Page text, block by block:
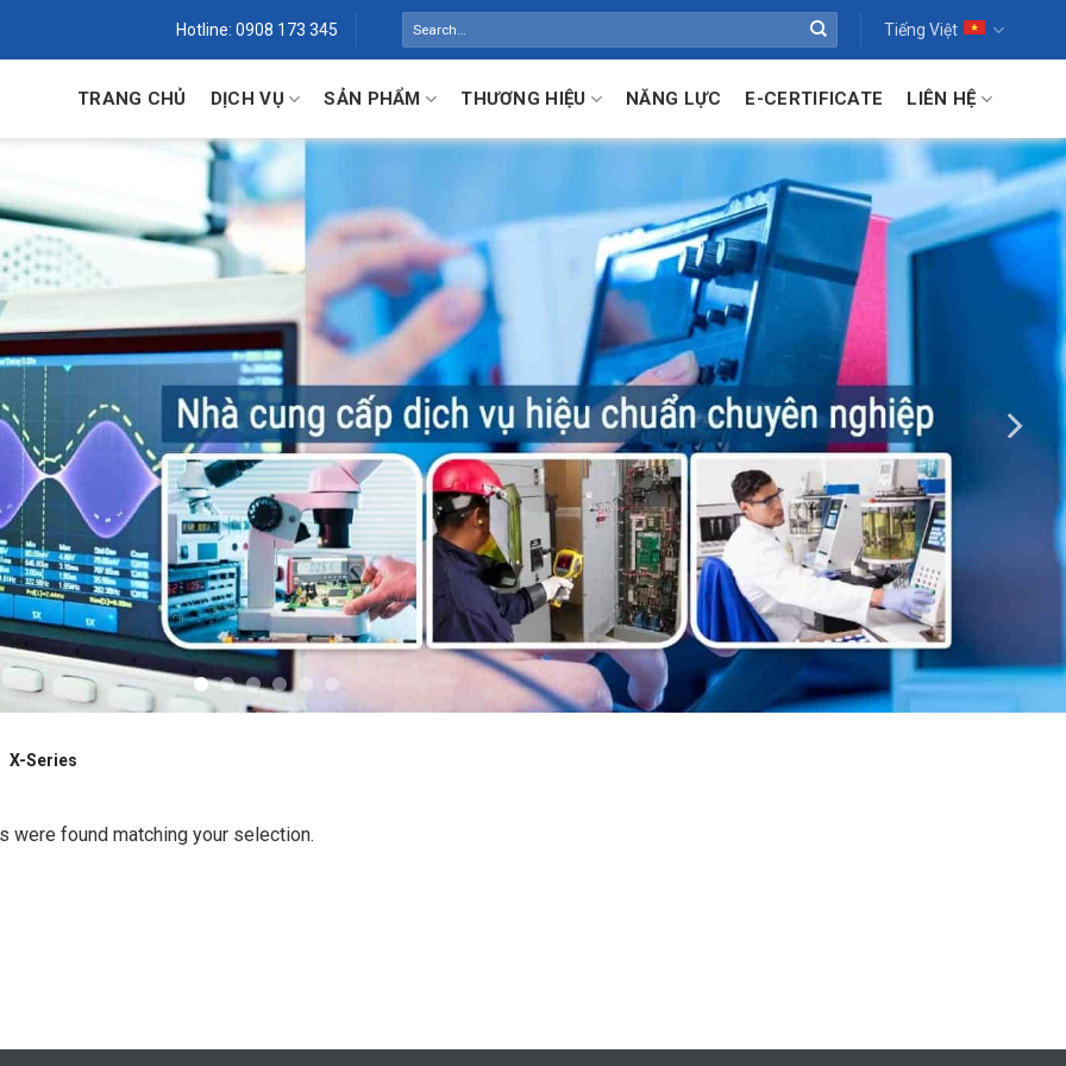
Hotline: 0908 173 345 Tiếng Việt
TRANG CHỦ DỊCH VỤ SẢN PHẨM THƯƠNG HIỆU NĂNG LỰC E-CERTIFICATE LIÊN HỆ
X-Series
were found matching your selection.